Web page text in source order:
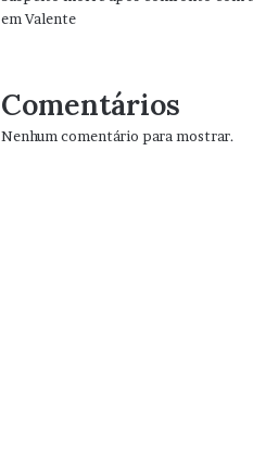
em Valente
Comentários
Nenhum comentário para mostrar.